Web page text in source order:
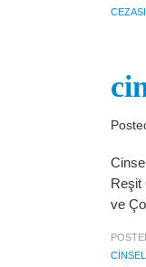
CEZASI
Reşit
ve